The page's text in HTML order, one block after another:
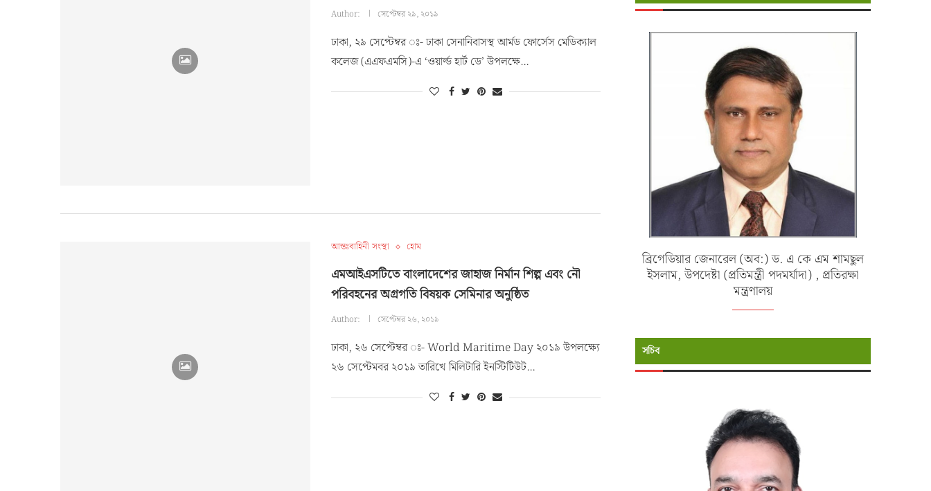
Author: সেপ্টেম্বর ২৯, ২০১৯
ঢাকা, ২৯ সেপ্টেম্বর ঃ- ঢাকা সেনানিবাসস্থ আর্মড ফোর্সেস মেডিক্যাল
কলেজ (এএফএমসি)-এ ‘ওয়ার্ল্ড হার্ট ডে’ উপলক্ষে…
আন্তঃবাহিনী সংস্থা হোম
এমআইএসটিতে বাংলাদেশের জাহাজ নির্মান শিল্প এবং নৌ
পরিবহনের অগ্রগতি বিষয়ক সেমিনার অনুষ্ঠিত
Author: সেপ্টেম্বর ২৬, ২০১৯
ঢাকা, ২৬ সেপ্টেম্বর ঃ- World Maritime Day ২০১৯ উপলক্ষ্যে
২৬ সেপ্টেমবর ২০১৯ তারিখে মিলিটারি ইনস্টিটিউট…
ব্রিগেডিয়ার জেনারেল (অব:) ড. এ কে এম শামছুল
ইসলাম, উপদেষ্টা (প্রতিমন্ত্রী পদমর্যাদা) , প্রতিরক্ষা
মন্ত্রণালয়
সচিব